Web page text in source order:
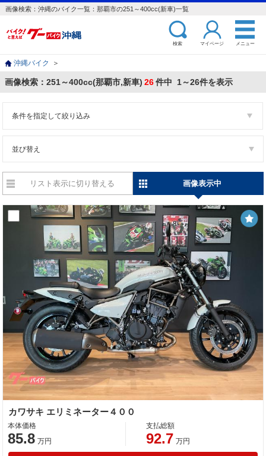
画像検索：沖縄のバイク一覧：那覇市の251～400cc(新車)一覧
検索 マイページ メニュー
沖縄バイク ＞
画像検索：251～400cc(那覇市,新車) 26件中 1～26件を表示
条件を指定して絞り込み
並び替え
リスト表示に切り替える 画像表示中
カワサキ エリミネーター４００
本体価格
85.8 万円
支払総額
92.7 万円